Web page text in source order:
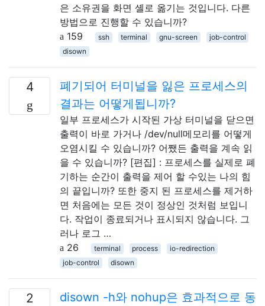
은 소유권을 화면 셸로 옮기는 것입니다. 다른
방법으로 진행할 수 있습니까?
159
ssh terminal gnu-screen
job-control
disown
4
폐기되어 터미널을 잃은 프로세스의
결과는 어떻게됩니까?
일부 프로세스가 시작된 가상 터미널을 닫으면
출력이 바로 가거나 /dev/null메모리를 어떻게
오염시킬 수 있습니까? 어쨌든 출력을 계속 읽
을 수 있습니까? [편집] : 프로세스를 실제로 폐
기하는 순간이 출력을 제어 할 수있는 나의 힘
의 끝입니까? 또한 중지 된 프로세스를 제거하
면 처음에는 모든 것이 정상인 것처럼 보입니
다. 작업이 종료되거나 표시되지 않습니다. 그
러나 로그 …
26
terminal process
io-redirection
job-control
disown
2
disown -h와 nohup은 효과적으로 동